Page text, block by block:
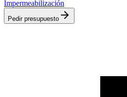
Impermeabilización
Pedir presupuesto